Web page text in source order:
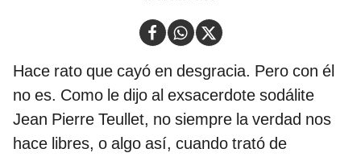
Hace rato que cayó en desgracia. Pero con él
no es. Como le dijo al exsacerdote sodálite
Jean Pierre Teullet, no siempre la verdad nos
hace libres, o algo así, cuando trató de